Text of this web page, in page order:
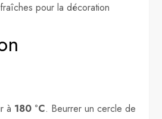
pour la décoration
à 180 °C. Beurrer un cercle de